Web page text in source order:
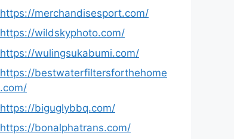
https://merchandisesport.com/
https://wildskyphoto.com/
https://wulingsukabumi.com/
https://bestwaterfiltersforthehome
.com/
https://biguglybbq.com/
https://bonalphatrans.com/